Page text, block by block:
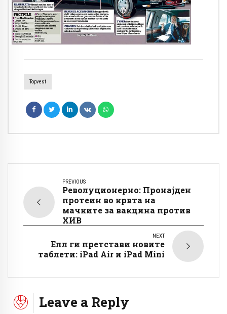
Topvest
PREVIOUS
Револуционерно: Пронајден
протеин во крвта на
мачките за вакцина против
ХИВ
NEXT
Епл ги претстави новите
таблети: iPad Air и iPad Mini
Leave a Reply